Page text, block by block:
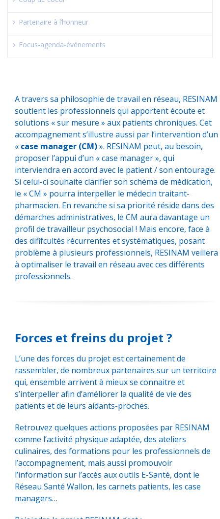
Partenaire à l’honneur
Focus-agenda-événements
A travers sa philosophie de travail en réseau, RESINAM
soutient les professionnels qui apportent écoute et
solutions « sur mesure » aux patients chroniques. Cet
accompagnement s’illustre aussi par l’intervention d’un
« case manager (CM)». RESINAM peut, au besoin,
proposer l’appui d’un « case manager », qui
interviendra en accord avec le patient / son entourage.
Si celui-ci souhaite clarifier son schéma de médication,
le « CM » pourra interpeller le médecin traitant-
pharmacien. En revanche si sa priorité réside dans des
démarches administratives, le CM aura davantage un
profil de travailleur psychosocial ! Mais encore, face à
des dififcultés récurrentes et systématiques, posant
problème à plusieurs professionnels, RESINAM veillera
à optimaliser le travail en réseau avec ces différents
professionnels.
Forces et freins du projet ?
L’une des forces du projet est certainement de
rassembler, de nombreux partenaires sur un territoire
qui, ensemble arrivent à mieux se connaitre et
s’interpeller afin d’améliorer la qualité de vie des
patients et de leurs aidants-proches.
Retrouvez quelques actions proposées par RESINAM
comme l’activité physique adaptée, des ateliers
culinaires, des formations pour les professionnels de
l’accompagnement, mais aussi promouvoir
l’information sur l’accès aux outils E-Santé, dont le
Réseau Santé Wallon, les carnets patients, les case
managers…